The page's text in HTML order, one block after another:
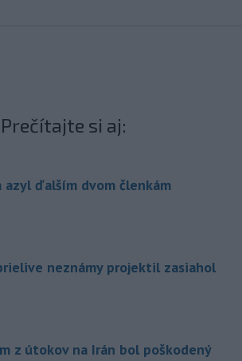
Prečítajte si aj:
ďalším dvom členkám
neznámy projektil zasiahol
z útokov na Irán bol poškodený